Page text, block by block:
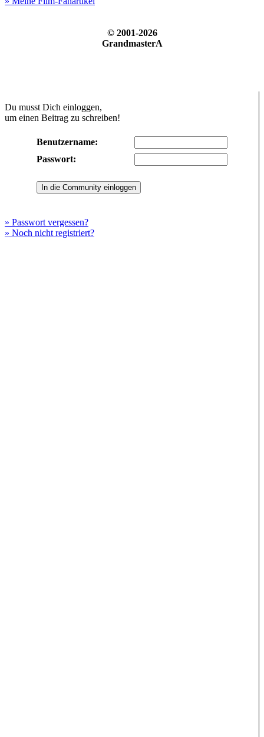
© 2001-2026
GrandmasterA
Du musst Dich einloggen,
um einen Beitrag zu schreiben!
Benutzername:
Passwort:
» Passwort vergessen?
» Noch nicht registriert?